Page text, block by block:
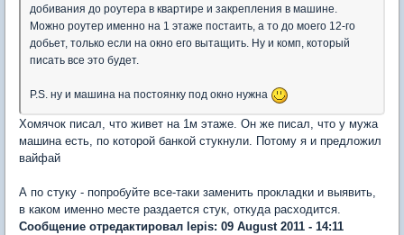
добивания до роутера в квартире и закрепления в машине.
Можно роутер именно на 1 этаже постаить, а то до моего 12-го
добьет, только если на окно его вытащить. Ну и комп, который
писать все это будет.
P.S. ну и машина на постоянку под окно нужна
Хомячок писал, что живет на 1м этаже. Он же писал, что у мужа
машина есть, по которой банкой стукнули. Потому я и предложил
вайфай
А по стуку - попробуйте все-таки заменить прокладки и выявить,
в каком именно месте раздается стук, откуда расходится.
Сообщение отредактировал lepis: 09 August 2011 - 14:11